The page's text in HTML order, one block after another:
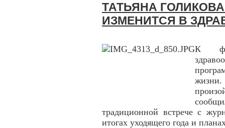
ТАТЬЯНА
ИЗМЕНИТСЯ В
К
жизни.
традиционной встрече с
итогах уходящего года и